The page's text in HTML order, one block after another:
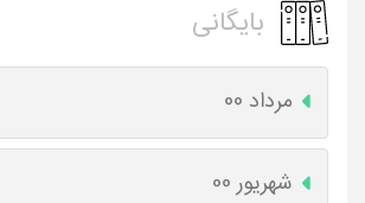
بایگانی
مرداد 00
شهریور 00